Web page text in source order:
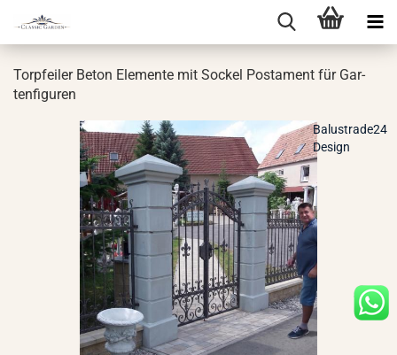
Tor­pfei­ler Beton Ele­men­te mit So­ckel Pos­ta­ment für Gar­
ten­fi­gu­ren
Balustrade24
Design